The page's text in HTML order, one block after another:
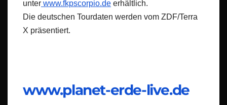
unter www.fkpscorpio.de erhältlich.
Die deutschen Tourdaten werden vom ZDF/Terra
X präsentiert.
www.planet-erde-live.de